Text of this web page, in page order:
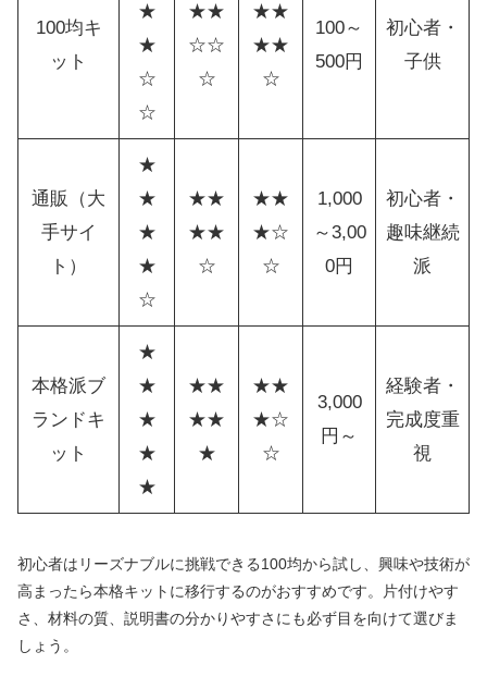
100均キ
ット
★
★
☆
☆
★★
☆☆
☆
★★
★★
☆
100～
500円
初心者・
子供
通販（大
手サイ
ト）
★
★
★
★
☆
★★
★★
☆
★★
★☆
☆
1,000
～3,00
0円
初心者・
趣味継続
派
本格派ブ
ランドキ
ット
★
★
★
★
★
★★
★★
★
★★
★☆
☆
3,000
円～
経験者・
完成度重
視
初心者はリーズナブルに挑戦できる100均から試し、興味や技術が
高まったら本格キットに移行するのがおすすめです。片付けやす
さ、材料の質、説明書の分かりやすさにも必ず目を向けて選びま
しょう。